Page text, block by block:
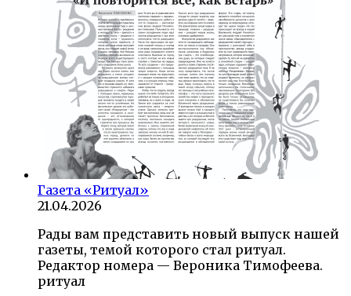
Газета «Ритуал»
21.04.2026
Рады вам представить новый выпуск нашей
газеты, темой которого стал ритуал.
Редактор номера — Вероника Тимофеева.
ритуал